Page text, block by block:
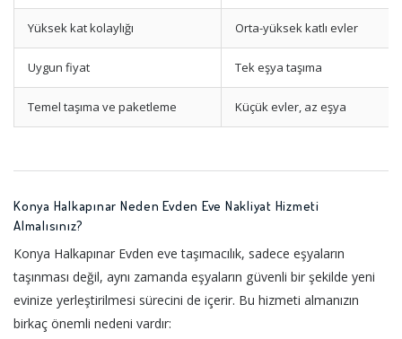
Yüksek kat kolaylığı Orta-yüksek katlı evler
Uygun fiyat Tek eşya taşıma
Temel taşıma ve paketleme Küçük evler, az eşya
Konya Halkapınar Neden Evden Eve Nakliyat Hizmeti
Almalısınız?
Konya Halkapınar Evden eve taşımacılık, sadece eşyaların
taşınması değil, aynı zamanda eşyaların güvenli bir şekilde yeni
evinize yerleştirilmesi sürecini de içerir. Bu hizmeti almanızın
birkaç önemli nedeni vardır: